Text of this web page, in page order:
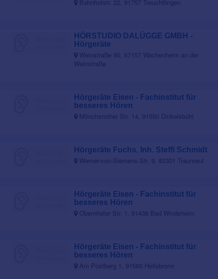
Bahnhofstr. 22, 91757 Treuchtlingen
HÖRSTUDIO DALÜGGE GMBH -
Hörgeräte
Weinstraße 90, 67157 Wachenheim an der
Weinstraße
Hörgeräte Eisen - Fachinstitut für
besseres Hören
Mönchsrother Str. 14, 91550 Dinkelsbühl
Hörgeräte Fuchs, Inh. Steffi Schmidt
Werner-von-Siemens-Str. 9, 83301 Traunreut
Hörgeräte Eisen - Fachinstitut für
besseres Hören
Oberntiefer Str. 1, 91438 Bad Windsheim
Hörgeräte Eisen - Fachinstitut für
besseres Hören
Am Postberg 1, 91560 Heilsbronn